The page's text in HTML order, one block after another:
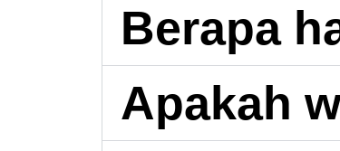
Berapa
Apakah